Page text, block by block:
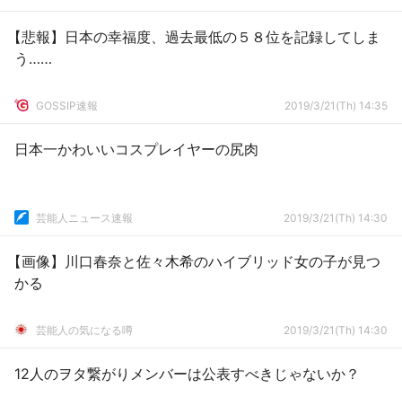
【悲報】日本の幸福度、過去最低の５８位を記録してしま
う……
GOSSIP速報 2019/3/21(Th) 14:35
日本一かわいいコスプレイヤーの尻肉
芸能人ニュース速報 2019/3/21(Th) 14:30
【画像】川口春奈と佐々木希のハイブリッド女の子が見つ
かる
芸能人の気になる噂 2019/3/21(Th) 14:30
12人のヲタ繋がりメンバーは公表すべきじゃないか？